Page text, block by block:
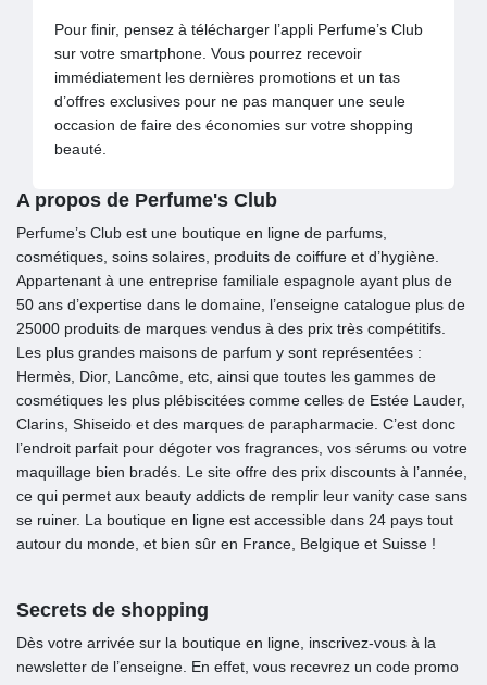
Pour finir, pensez à télécharger l’appli Perfume’s Club
sur votre smartphone. Vous pourrez recevoir
immédiatement les dernières promotions et un tas
d’offres exclusives pour ne pas manquer une seule
occasion de faire des économies sur votre shopping
beauté.
A propos de Perfume's Club
Perfume’s Club est une boutique en ligne de parfums,
cosmétiques, soins solaires, produits de coiffure et d’hygiène.
Appartenant à une entreprise familiale espagnole ayant plus de
50 ans d’expertise dans le domaine, l’enseigne catalogue plus de
25000 produits de marques vendus à des prix très compétitifs.
Les plus grandes maisons de parfum y sont représentées :
Hermès, Dior, Lancôme, etc, ainsi que toutes les gammes de
cosmétiques les plus plébiscitées comme celles de Estée Lauder,
Clarins, Shiseido et des marques de parapharmacie. C’est donc
l’endroit parfait pour dégoter vos fragrances, vos sérums ou votre
maquillage bien bradés. Le site offre des prix discounts à l’année,
ce qui permet aux beauty addicts de remplir leur vanity case sans
se ruiner. La boutique en ligne est accessible dans 24 pays tout
autour du monde, et bien sûr en France, Belgique et Suisse !
Secrets de shopping
Dès votre arrivée sur la boutique en ligne, inscrivez-vous à la
newsletter de l’enseigne. En effet, vous recevrez un code promo